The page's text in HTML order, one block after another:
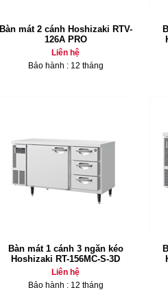
Bàn mát 2 cánh Hoshizaki RTV-
126A PRO
Liên hệ
Bảo hành : 12 tháng
Bàn mát 1 cánh 3 ngăn kéo
Hoshizaki RT-156MC-S-3D
Liên hệ
Bảo hành : 12 tháng